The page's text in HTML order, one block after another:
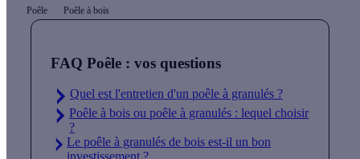
Poêle Poêle à bois
FAQ Poêle : vos questions
Quel est l'entretien d'un poêle à granulés ?
Poêle à bois ou poêle à granulés : lequel choisir
?
Le poêle à granulés de bois est-il un bon